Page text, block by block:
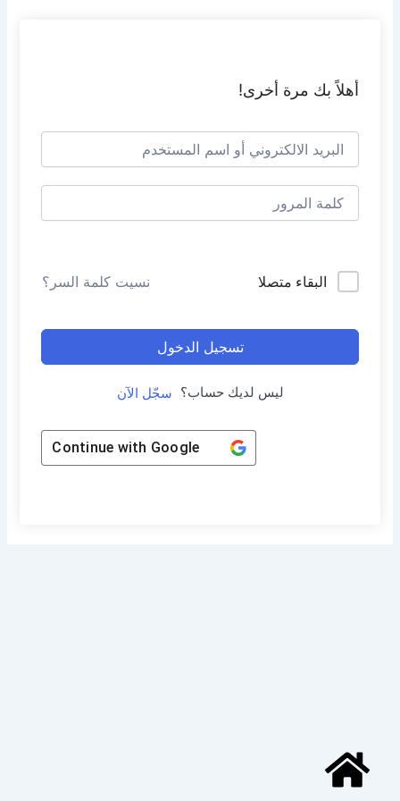
أهلاً بك مرة أخرى!
البقاء متصلا نسيت كلمة السر؟
تسجيل الدخول
ليس لديك حساب؟ سجّل الآن
Continue with Google